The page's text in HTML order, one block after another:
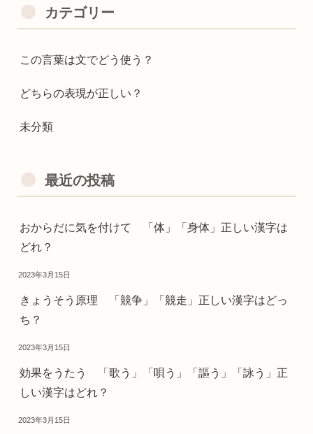
カテゴリー
この言葉は文でどう使う？
どちらの表現が正しい？
未分類
最近の投稿
おからだに気を付けて 「体」「身体」正しい漢字は
どれ？
2023年3月15日
きょうそう原理 「競争」「競走」正しい漢字はどっ
ち？
2023年3月15日
効果をうたう 「歌う」「唄う」「謳う」「詠う」正
しい漢字はどれ？
2023年3月15日